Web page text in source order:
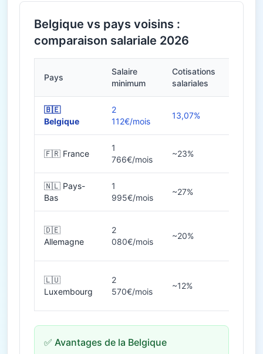
Belgique vs pays voisins :
comparaison salariale 2026
Pays
Salaire
minimum
Cotisations
salariales
🇧🇪
Belgique
2
112€/mois
13,07%
🇫🇷 France
1
766€/mois
~23%
🇳🇱 Pays-
Bas
1
995€/mois
~27%
🇩🇪
Allemagne
2
080€/mois
~20%
🇱🇺
Luxembourg
2
570€/mois
~12%
✅ Avantages de la Belgique